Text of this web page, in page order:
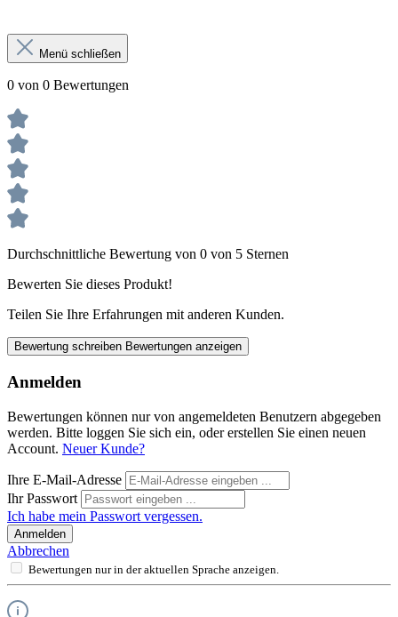
Menü schließen
0 von 0 Bewertungen
Durchschnittliche Bewertung von 0 von 5 Sternen
Bewerten Sie dieses Produkt!
Teilen Sie Ihre Erfahrungen mit anderen Kunden.
Bewertung schreiben Bewertungen anzeigen
Anmelden
Bewertungen können nur von angemeldeten Benutzern abgegeben
werden. Bitte loggen Sie sich ein, oder erstellen Sie einen neuen
Account. Neuer Kunde?
Ihre E-Mail-Adresse
Ihr Passwort
Ich habe mein Passwort vergessen.
Anmelden
Abbrechen
Bewertungen nur in der aktuellen Sprache anzeigen.